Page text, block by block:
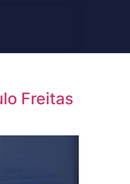
Freitas